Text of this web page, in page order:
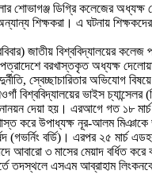
শোভাগঞ্জ ডিগ্রি কলেজের অধ্যক্ষ
শিক্ষকরা। এ ঘটনায়
জাতীয় বিশ্ববিদ্যালয়ের কলেজ
পত্রাদেশে বরখাস্তকৃত অধ্যক্ষ
স্বেচ্ছাচারিতার অভিযোগ
বিশ্ববিদ্যালয়ের ভাইস
দেয়া হয়। এরআগে গত ১৮
করে উপাধ্যক্ষ নূর-আলম
(গভর্নিং বর্ডি)। এরপর ২৫ মার্চ
৩ মাসের মেয়াদ বর্ধিত করে
তদস্থলে এসএম আব্রাহাম